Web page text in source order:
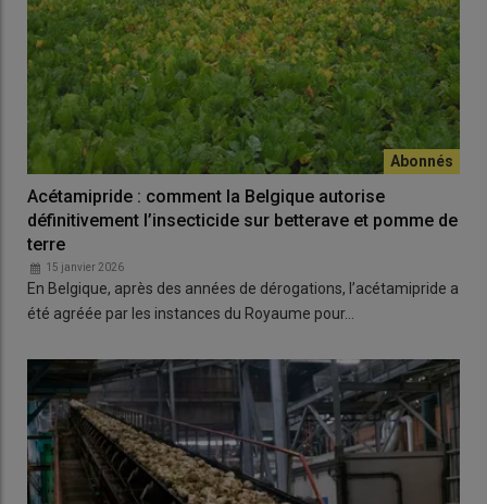
Acétamipride : comment la Belgique autorise
définitivement l’insecticide sur betterave et pomme de
terre
15 janvier 2026
En Belgique, après des années de dérogations, l’acétamipride a
été agréée par les instances du Royaume pour…